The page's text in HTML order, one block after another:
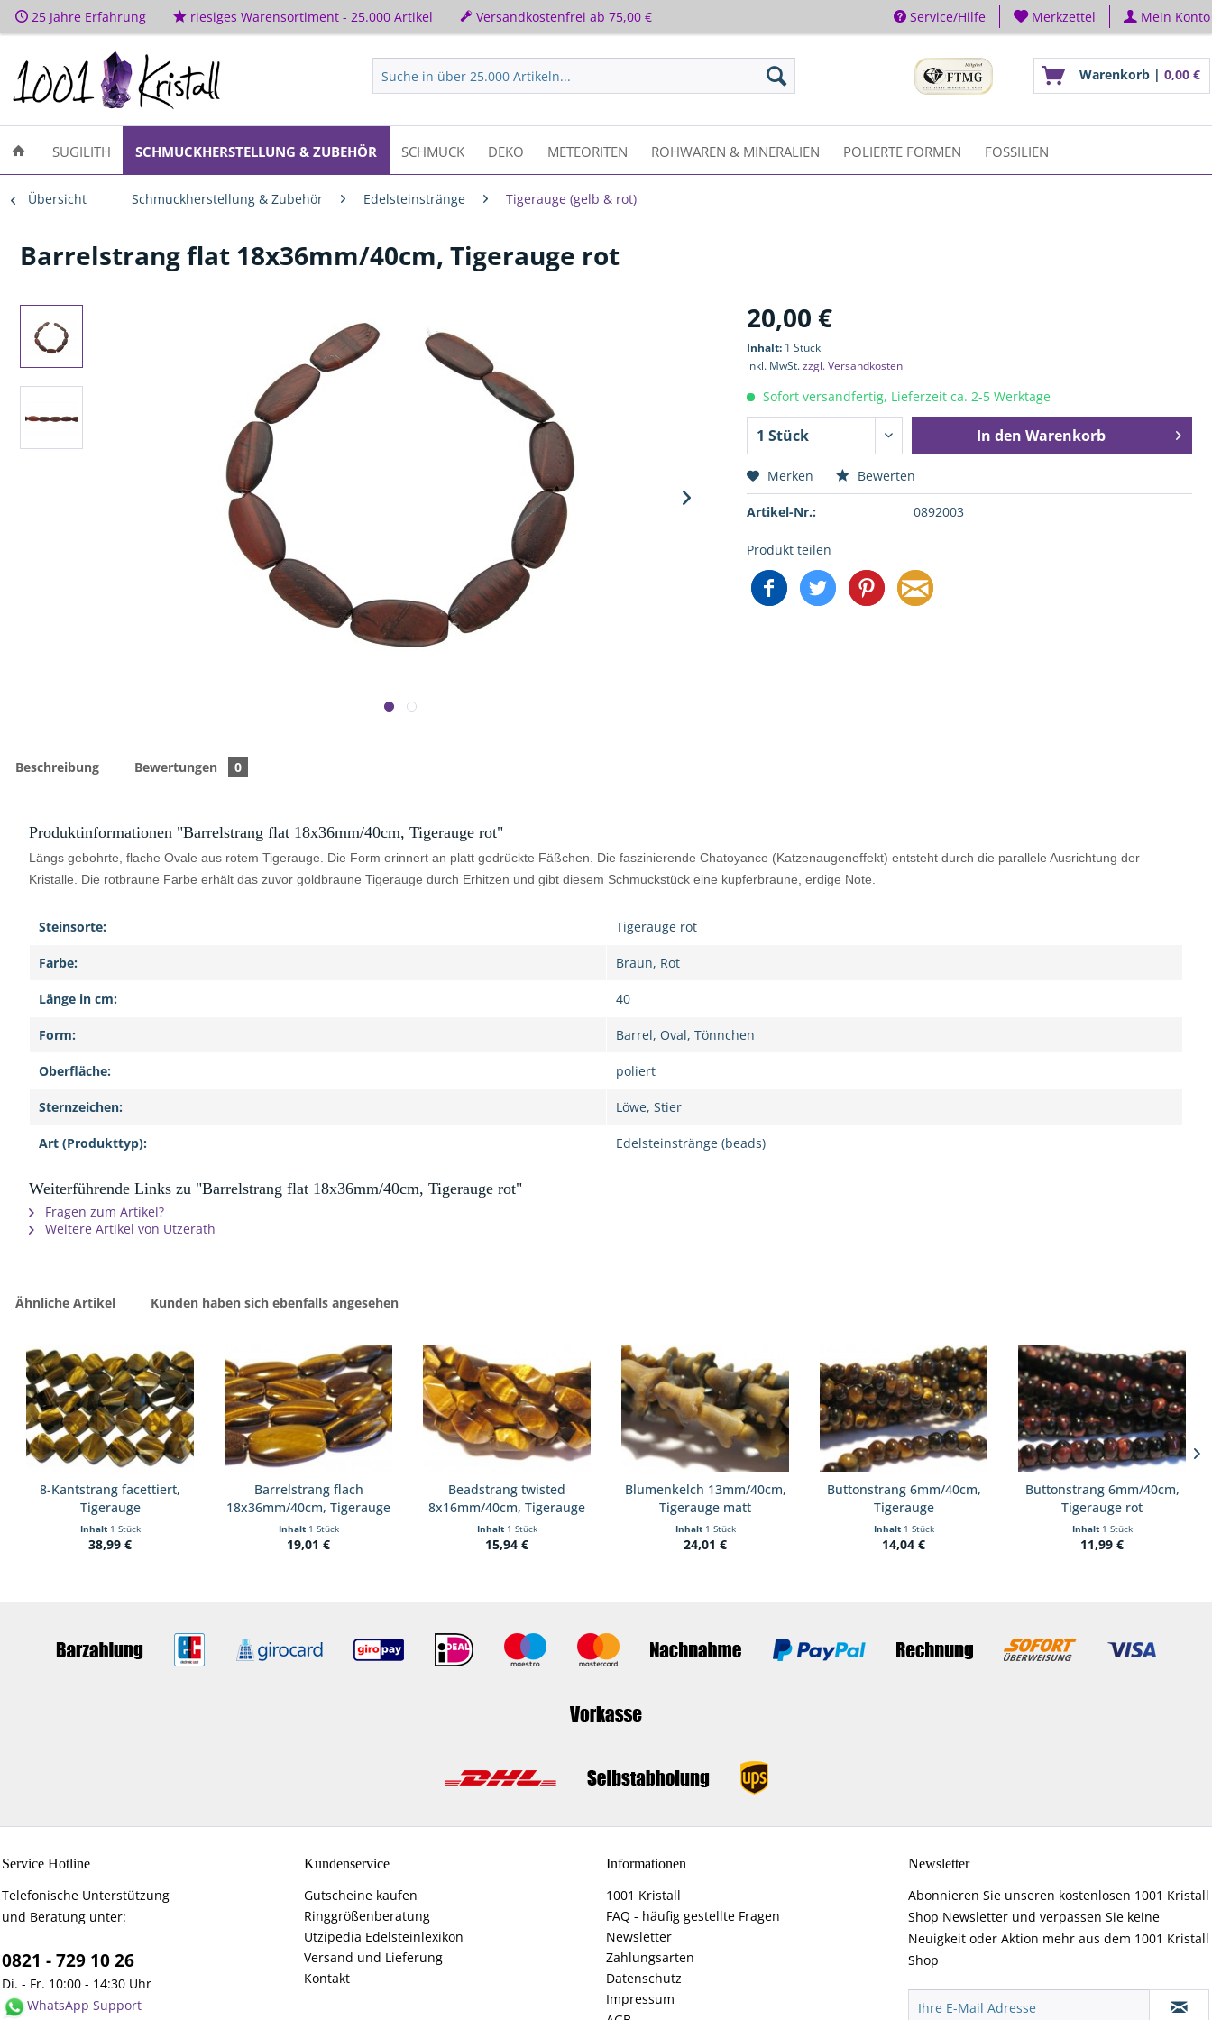
25 Jahre Erfahrung riesiges Warensortiment - 25.000 Artikel Versandkostenfrei ab 75,00 € Service/Hilfe Merkzettel Mein Konto
Warenkorb | 0,00 €
SUGILITH SCHMUCKHERSTELLUNG & ZUBEHÖR SCHMUCK DEKO METEORITEN ROHWAREN & MINERALIEN POLIERTE FORMEN FOSSILIEN
Übersicht Schmuckherstellung & Zubehör Edelsteinstränge Tigerauge (gelb & rot)
Barrelstrang flat 18x36mm/40cm, Tigerauge rot
20,00 €
Inhalt: 1 Stück
inkl. MwSt.zzgl. Versandkosten
Sofort versandfertig, Lieferzeit ca. 2-5 Werktage
In den Warenkorb
Merken Bewerten
Artikel-Nr.: 0892003
Produkt teilen
Beschreibung Bewertungen 0
Produktinformationen "Barrelstrang flat 18x36mm/40cm, Tigerauge rot"
Längs gebohrte, flache Ovale aus rotem Tigerauge. Die Form erinnert an platt gedrückte Fäßchen. Die faszinierende Chatoyance (Katzenaugeneffekt) entsteht durch die parallele Ausrichtung der
Kristalle. Die rotbraune Farbe erhält das zuvor goldbraune Tigerauge durch Erhitzen und gibt diesem Schmuckstück eine kupferbraune, erdige Note.
Steinsorte: Tigerauge rot
Farbe: Braun, Rot
Länge in cm: 40
Form: Barrel, Oval, Tönnchen
Oberfläche: poliert
Sternzeichen: Löwe, Stier
Art (Produkttyp): Edelsteinstränge (beads)
Weiterführende Links zu "Barrelstrang flat 18x36mm/40cm, Tigerauge rot"
Fragen zum Artikel?
Weitere Artikel von Utzerath
Ähnliche Artikel Kunden haben sich ebenfalls angesehen
8-Kantstrang facettiert,
Tigerauge
Inhalt 1 Stück
38,99 €
Barrelstrang flach
18x36mm/40cm, Tigerauge
Inhalt 1 Stück
19,01 €
Beadstrang twisted
8x16mm/40cm, Tigerauge
Inhalt 1 Stück
15,94 €
Blumenkelch 13mm/40cm,
Tigerauge matt
Inhalt 1 Stück
24,01 €
Buttonstrang 6mm/40cm,
Tigerauge
Inhalt 1 Stück
14,04 €
Buttonstrang 6mm/40cm,
Tigerauge rot
Inhalt 1 Stück
11,99 €
Service Hotline
Telefonische Unterstützung
und Beratung unter:
0821 - 729 10 26
Di. - Fr. 10:00 - 14:30 Uhr
WhatsApp Support
Kundenservice
Gutscheine kaufen
Ringgrößenberatung
Utzipedia Edelsteinlexikon
Versand und Lieferung
Kontakt
Informationen
1001 Kristall
FAQ - häufig gestellte Fragen
Newsletter
Zahlungsarten
Datenschutz
Impressum
Newsletter
Abonnieren Sie unseren kostenlosen 1001 Kristall
Shop Newsletter und verpassen Sie keine
Neuigkeit oder Aktion mehr aus dem 1001 Kristall
Shop